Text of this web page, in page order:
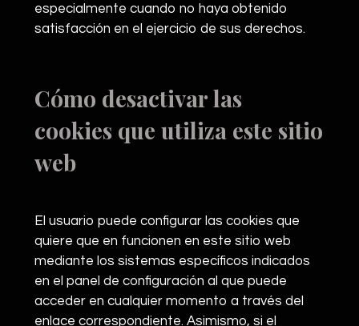
especialmente cuando no haya obtenido
satisfacción en el ejercicio de sus derechos.
Cómo desactivar las
cookies que utiliza este sitio
web
El usuario puede configurar las cookies que
quiere que en funcionen en este sitio web
mediante los sistemas específicos indicados
en el panel de configuración al que puede
acceder en cualquier momento a través del
enlace correspondiente. Asimismo, si el